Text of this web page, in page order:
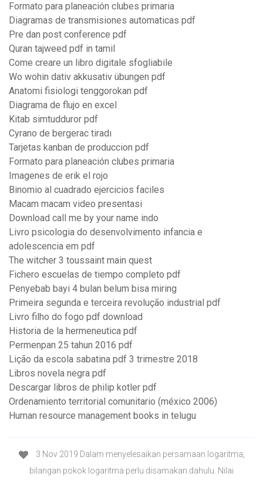
Formato para planeación clubes primaria
Diagramas de transmisiones automaticas pdf
Pre dan post conference pdf
Quran tajweed pdf in tamil
Come creare un libro digitale sfogliabile
Wo wohin dativ akkusativ übungen pdf
Anatomi fisiologi tenggorokan pdf
Diagrama de flujo en excel
Kitab simtudduror pdf
Cyrano de bergerac tiradı
Tarjetas kanban de produccion pdf
Formato para planeación clubes primaria
Imagenes de erik el rojo
Binomio al cuadrado ejercicios faciles
Macam macam video presentasi
Download call me by your name indo
Livro psicologia do desenvolvimento infancia e
adolescencia em pdf
The witcher 3 toussaint main quest
Fichero escuelas de tiempo completo pdf
Penyebab bayi 4 bulan belum bisa miring
Primeira segunda e terceira revolução industrial pdf
Livro filho do fogo pdf download
Historia de la hermeneutica pdf
Permenpan 25 tahun 2016 pdf
Lição da escola sabatina pdf 3 trimestre 2018
Libros novela negra pdf
Descargar libros de philip kotler pdf
Ordenamiento territorial comunitario (méxico 2006)
Human resource management books in telugu
3 Nov 2019 Dalam menyelesaikan persamaan logaritma,
bilangan pokok logaritma perlu disamakan dahulu. Nilai